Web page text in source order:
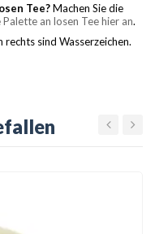
Tee?Machen Sie die
Palette an losen Tee hier an.
sind Wasserzeichen.